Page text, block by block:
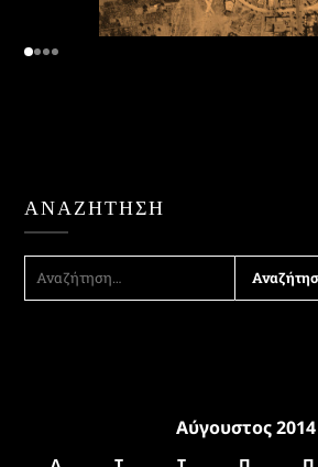
ΑΝΑΖΉΤΗΣΗ
ΑΝΑΖΉΤΗΣΗ
Αύγουστος 2014